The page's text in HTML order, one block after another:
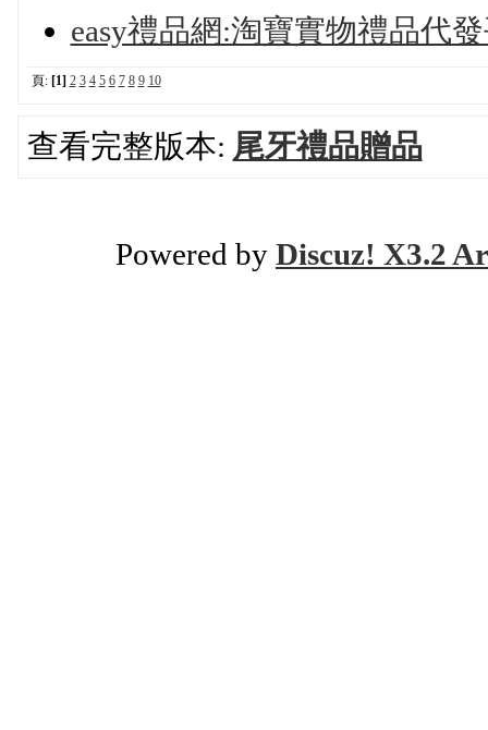
easy禮品網:淘寶實物禮品代
頁: [1] 2 3 4 5 6 7 8 9 10
查看完整版本: 尾牙禮品贈品
Powered by Discuz! X3.2